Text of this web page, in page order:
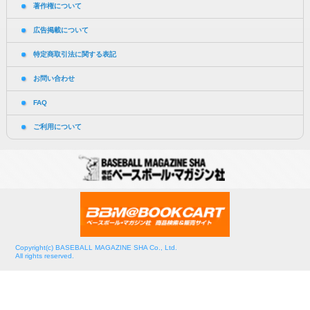
著作権について
広告掲載について
特定商取引法に関する表記
お問い合わせ
FAQ
ご利用について
Copyright(c) BASEBALL MAGAZINE SHA Co., Ltd.
All rights reserved.